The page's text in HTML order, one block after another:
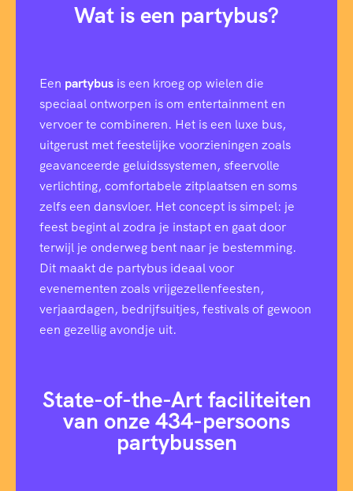
Wat is een partybus?
Een partybus is een kroeg op wielen die
speciaal ontworpen is om entertainment en
vervoer te combineren. Het is een luxe bus,
uitgerust met feestelijke voorzieningen zoals
geavanceerde geluidssystemen, sfeervolle
verlichting, comfortabele zitplaatsen en soms
zelfs een dansvloer. Het concept is simpel: je
feest begint al zodra je instapt en gaat door
terwijl je onderweg bent naar je bestemming.
Dit maakt de partybus ideaal voor
evenementen zoals vrijgezellenfeesten,
verjaardagen, bedrijfsuitjes, festivals of gewoon
een gezellig avondje uit.
State-of-the-Art faciliteiten
van onze 434-persoons
partybussen